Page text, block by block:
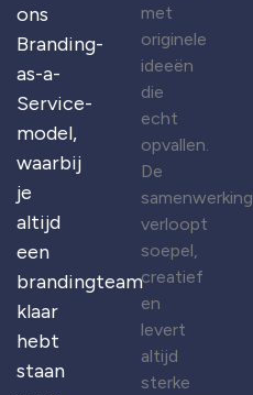
ons
Branding-
as-a-
Service-
model,
waarbij
je
altijd
een
brandingteam
klaar
hebt
staan
met
originele
ideeën
die
echt
opvallen.
De
samenwerking
verloopt
soepel,
creatief
en
levert
altijd
sterke